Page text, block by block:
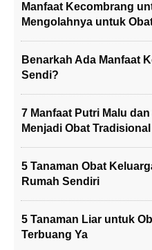
Manfaat Kecombrang
Mengolahnya untuk
Benarkah Ada Manfaat
Sendi?
7 Manfaat Putri Malu
Menjadi Obat Tradisional
5 Tanaman Obat
Rumah Sendiri
5 Tanaman Liar untuk
Terbuang Ya